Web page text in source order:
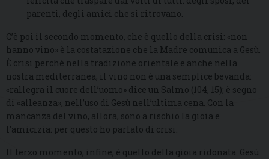
parenti, degli amici che si ritrovano.
C’è poi il secondo momento, che è quello della crisi: «non
hanno vino» è la costatazione che la Madre comunica a Gesù.
È crisi perché nella tradizione orientale e anche nella
nostra mediterranea, il vino non è una semplice bevanda:
«rallegra il cuore dell’uomo» dice un Salmo (104, 15); è segno
di «alleanza», nell’uso di Gesù nell’ultima cena. Con la
mancanza del vino, allora, sono a rischio la gioia e
l’amicizia: per questo ho parlato di crisi.
Il terzo momento, infine, è quello della gioia ridonata. Gesù